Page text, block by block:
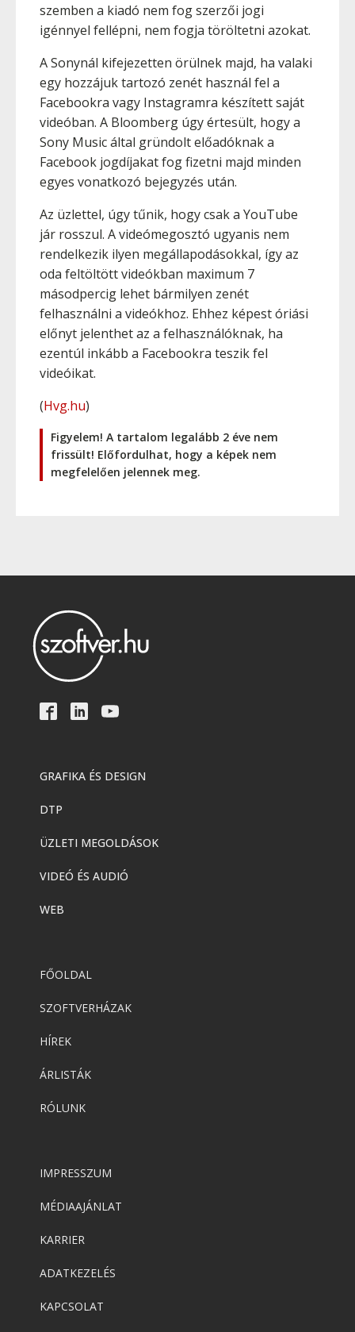
szemben a kiadó nem fog szerzői jogi
igénnyel fellépni, nem fogja töröltetni azokat.
A Sonynál kifejezetten örülnek majd, ha valaki
egy hozzájuk tartozó zenét használ fel a
Facebookra vagy Instagramra készített saját
videóban. A Bloomberg úgy értesült, hogy a
Sony Music által gründolt előadóknak a
Facebook jogdíjakat fog fizetni majd minden
egyes vonatkozó bejegyzés után.
Az üzlettel, úgy tűnik, hogy csak a YouTube
jár rosszul. A videómegosztó ugyanis nem
rendelkezik ilyen megállapodásokkal, így az
oda feltöltött videókban maximum 7
másodpercig lehet bármilyen zenét
felhasználni a videókhoz. Ehhez képest óriási
előnyt jelenthet az a felhasználóknak, ha
ezentúl inkább a Facebookra teszik fel
videóikat.
(Hvg.hu)
Figyelem! A tartalom legalább 2 éve nem
frissült! Előfordulhat, hogy a képek nem
megfelelően jelennek meg.
GRAFIKA ÉS DESIGN
DTP
ÜZLETI MEGOLDÁSOK
VIDEÓ ÉS AUDIÓ
WEB
FŐOLDAL
SZOFTVERHÁZAK
HÍREK
ÁRLISTÁK
RÓLUNK
IMPRESSZUM
MÉDIAAJÁNLAT
KARRIER
ADATKEZELÉS
KAPCSOLAT